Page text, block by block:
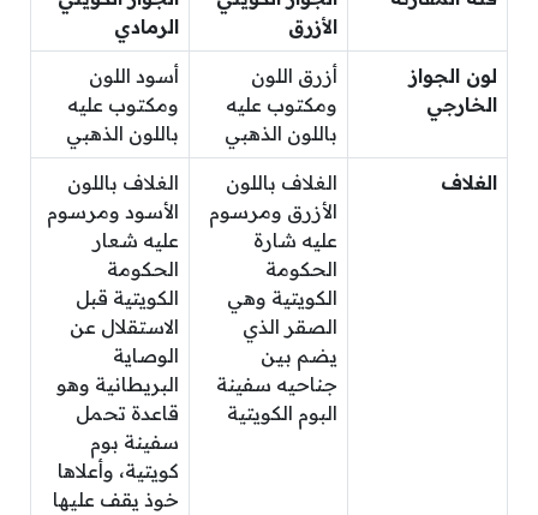
الأزرق
الرمادي
لون الجواز
الخارجي
أزرق اللون
ومكتوب عليه
باللون الذهبي
أسود اللون
ومكتوب عليه
باللون الذهبي
الغلاف
الغلاف باللون
الأزرق ومرسوم
عليه شارة
الحكومة
الكويتية وهي
الصقر الذي
يضم بين
جناحيه سفينة
البوم الكويتية
الغلاف باللون
الأسود ومرسوم
عليه شعار
الحكومة
الكويتية قبل
الاستقلال عن
الوصاية
البريطانية وهو
قاعدة تحمل
سفينة بوم
كويتية، وأعلاها
خوذ يقف عليها